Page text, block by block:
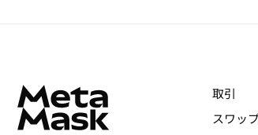
取引
スワッ